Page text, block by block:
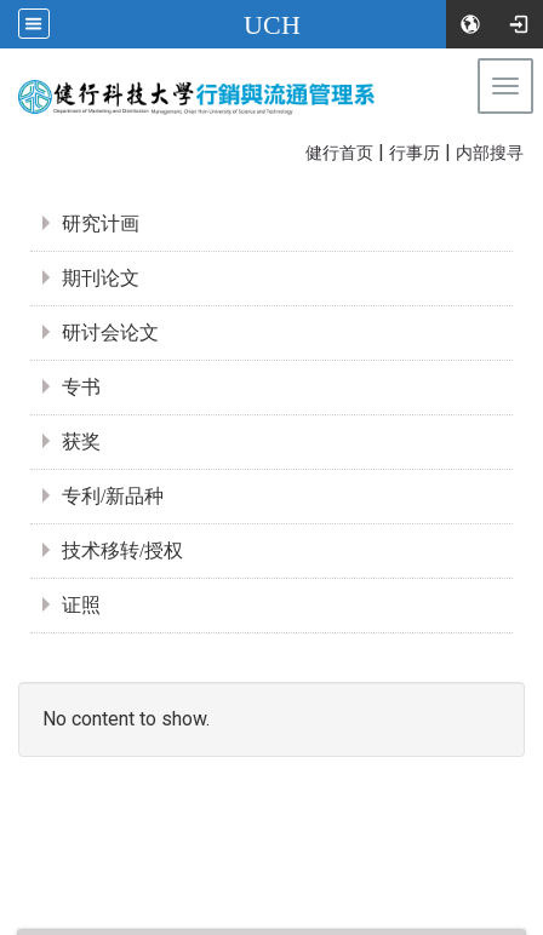
UCH
健行首页 | 行事历 | 内部搜寻
研究计画
期刊论文
研讨会论文
专书
获奖
专利/新品种
技术移转/授权
证照
No content to show.